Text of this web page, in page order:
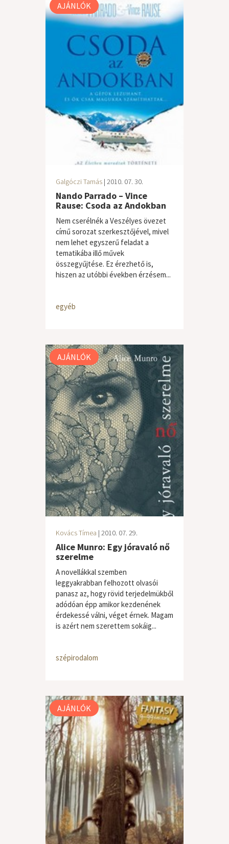
AJÁNLÓK
Galgóczi Tamás | 2010. 07. 30.
Nando Parrado – Vince
Rause: Csoda az Andokban
Nem cserélnék a Veszélyes övezet
című sorozat szerkesztőjével, mivel
nem lehet egyszerű feladat a
tematikába illő művek
összegyűjtése. Ez érezhető is,
hiszen az utóbbi években érzésem...
egyéb
AJÁNLÓK
Kovács Tímea | 2010. 07. 29.
Alice Munro: Egy jóravaló nő
szerelme
A novellákkal szemben
leggyakrabban felhozott olvasói
panasz az, hogy rövid terjedelmükből
adódóan épp amikor kezdenének
érdekessé válni, véget érnek. Magam
is azért nem szerettem sokáig...
szépirodalom
AJÁNLÓK